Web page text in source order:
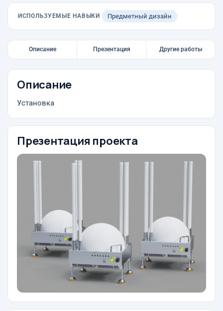
ИСПОЛЬЗУЕМЫЕ НАВЫКИ Предметный дизайн
Описание Презентация Другие работы
Описание
Установка
Презентация проекта